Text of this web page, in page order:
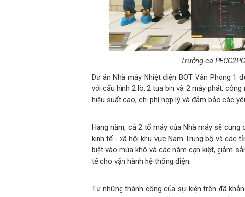
Trưởng ca
Dự án Nhà máy Nhiệt điện BOT Vân Phong 1
với cấu hình 2 lò, 2 tua bin và 2 máy phát,
hiệu suất cao, chi phí hợp lý và đảm bảo các
Hàng năm, cả 2 tổ máy của Nhà máy sẽ
kinh tế - xã hội khu vực Nam Trung bộ và các
biệt vào mùa khô và các năm cạn kiệt, giảm
tế cho vận hành hệ thống điện.
Từ những thành công của sự kiện trên đã